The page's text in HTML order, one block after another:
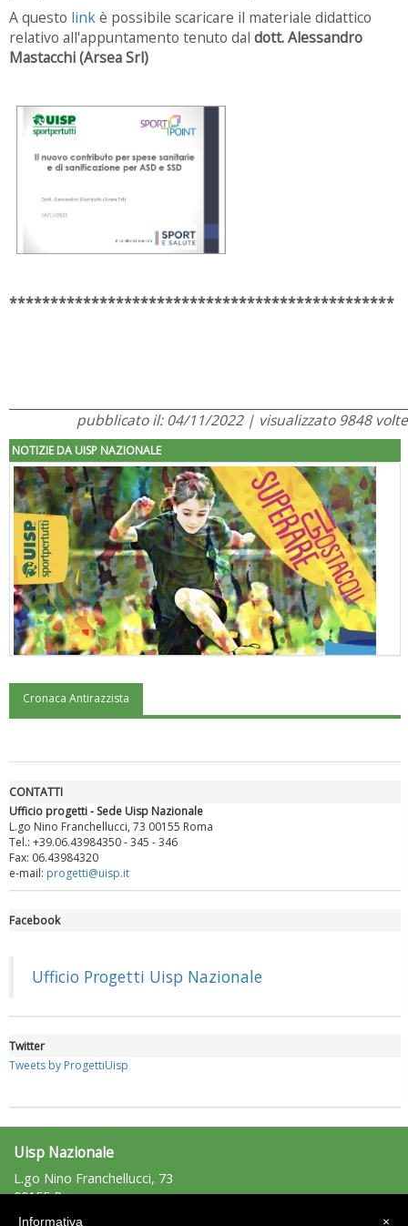
A questo linkè possibile scaricare il materiale didattico
relativo all'appuntamento tenuto dal dott. Alessandro
Mastacchi (Arsea Srl)
***********************************************
pubblicato il: 04/11/2022 | visualizzato 9848 volte
NOTIZIE DA UISP NAZIONALE
"Superare gli ostacoli": la relazione di Tiziano Pesce al CN Uisp
rivoluzioni"
Tiziano Pesce a Radio InBlu2000 traccia il bilancio della stagione
Cronaca Antirazzista
CONTATTI
Ufficio progetti - Sede Uisp Nazionale
L.go Nino Franchellucci, 73 00155 Roma
Tel.: +39.06.43984350 - 345 - 346
Fax: 06.43984320
e-mail: progetti@uisp.it
Facebook
Ufficio Progetti Uisp Nazionale
Twitter
Tweets by ProgettiUisp
Uisp Nazionale
L.go Nino Franchellucci, 73
00155 Roma
Tel: 06.439841 - Fax: 06.43984320
×
Informativa